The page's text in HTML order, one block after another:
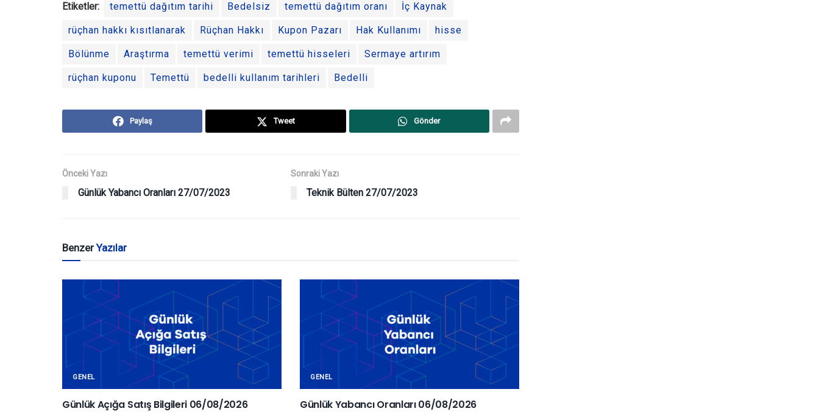
Etiketler: temettü dağıtım tarihi Bedelsiz temettü dağıtım oranı İç Kaynak
rüçhan hakkı kısıtlanarak Rüçhan Hakkı Kupon Pazarı Hak Kullanımı hisse
Bölünme Araştırma temettü verimi temettü hisseleri Sermaye artırım
rüçhan kuponu Temettü bedelli kullanım tarihleri Bedelli
Paylaş Tweet Gönder
Önceki Yazı
Günlük Yabancı Oranları 27/07/2023
Sonraki Yazı
Teknik Bülten 27/07/2023
BenzerYazılar
GENEL
Günlük Açığa Satış Bilgileri 06/08/2026
GENEL
Günlük Yabancı Oranları 06/08/2026